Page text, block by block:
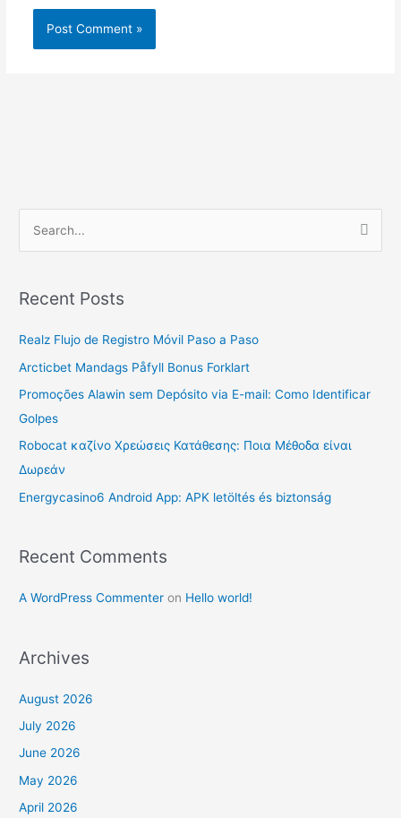
r
o
r
:
Recent Posts
Realz Flujo de Registro Móvil Paso a Paso
Arcticbet Mandags Påfyll Bonus Forklart
Promoções Alawin sem Depósito via E-mail: Como Identificar
Golpes
Robocat καζίνο Χρεώσεις Κατάθεσης: Ποια Μέθοδα είναι
Δωρεάν
Energycasino6 Android App: APK letöltés és biztonság
Recent Comments
A WordPress Commenter on Hello world!
Archives
August 2026
July 2026
June 2026
May 2026
April 2026